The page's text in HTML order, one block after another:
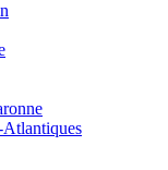
Atlantiques